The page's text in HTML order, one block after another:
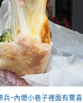
兵-內壢小巷子裡面有驚